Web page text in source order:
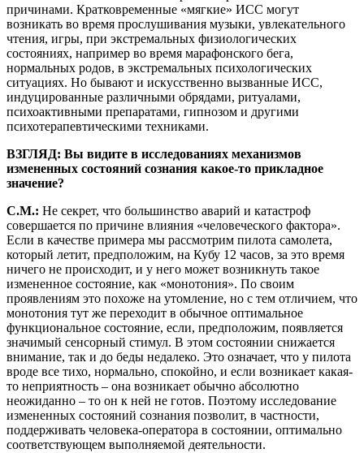
причинами. Кратковременные «мягкие» ИСС могут
возникать во время прослушивания музыки, увлекательного
чтения, игры, при экстремальных физиологических
состояниях, например во время марафонского бега,
нормальных родов, в экстремальных психологических
ситуациях. Но бывают и искусственно вызванные ИСС,
индуцированные различными обрядами, ритуалами,
психоактивными препаратами, гипнозом и другими
психотерапевтическими техниками.
ВЗГЛЯД: Вы видите в исследованиях механизмов
измененных состояний сознания какое-то прикладное
значение?
С.М.: Не секрет, что большинство аварий и катастроф
совершается по причине влияния «человеческого фактора».
Если в качестве примера мы рассмотрим пилота самолета,
который летит, предположим, на Кубу 12 часов, за это время
ничего не происходит, и у него может возникнуть такое
измененное состояние, как «монотония». По своим
проявлениям это похоже на утомление, но с тем отличием, что
монотония тут же переходит в обычное оптимальное
функциональное состояние, если, предположим, появляется
значимый сенсорный стимул. В этом состоянии снижается
внимание, так и до беды недалеко. Это означает, что у пилота
вроде все тихо, нормально, спокойно, и если возникает какая-
то неприятность – она возникает обычно абсолютно
неожиданно – то он к ней не готов. Поэтому исследование
измененных состояний сознания позволит, в частности,
поддерживать человека-оператора в состоянии, оптимально
соответствующем выполняемой деятельности.